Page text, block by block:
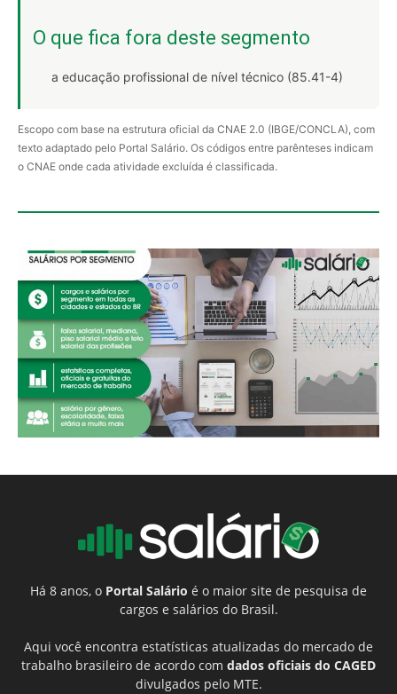
O que fica fora deste segmento
a educação profissional de nível técnico (85.41-4)
Escopo com base na estrutura oficial da CNAE 2.0 (IBGE/CONCLA), com
texto adaptado pelo Portal Salário. Os códigos entre parênteses indicam
o CNAE onde cada atividade excluída é classificada.
Há 8 anos, o Portal Salário é o maior site de pesquisa de
cargos e salários do Brasil.
Aqui você encontra estatísticas atualizadas do mercado de
trabalho brasileiro de acordo com dados oficiais do CAGED
divulgados pelo MTE.